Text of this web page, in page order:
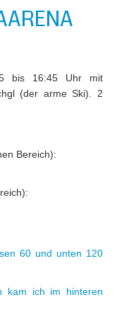
bis 16:45 Uhr mit
(der arme Ski). 2
Bereich):
60 und unten 120
kam ich im hinteren